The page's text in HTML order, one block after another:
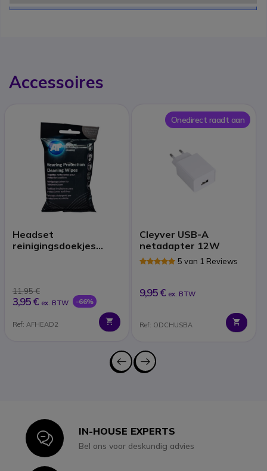
Accessoires
Headset
reinigingsdoekjes
11,95 €
3,95 € ex. BTW -66%
Ref: AFHEAD2
Onedirect raadt aan
Cleyver USB-A
netadapter 12W
5 van 1 Reviews
9,95 € ex. BTW
Ref: ODCHUSBA
IconIN-HOUSE EXPERTS
Bel ons voor deskundig advies